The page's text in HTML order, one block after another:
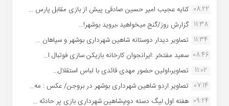
08:22 کنایه عجیب امیر حسین صادقی پیش از بازی مقابل پارس ...
11:38 گزارش روز/گنج میخواهید ،بروید بوشهر!...
11:34 تصاویر دیدار دوستانه شاهین شهردارى بوشهر و سپاهان ...
08:46 سعید مفتخر :ایرانجوان کارخانه بازیکن سازی فوتبال ا...
11:02
تصاویر،اولین حضور مهدی قائدی با لباس استقلال...
07:14 تصاویر اردو شاهین شهرداری بوشهر در بروجن/ عکس : مه...
09:24 هفته اول لیگ دسته دوم،شاهین شهرداری بازی پر حادثه ...